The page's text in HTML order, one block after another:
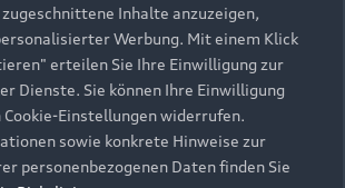
Inhalte anzuzeigen,
Werbung. Mit einem Klick
erteilen Sie Ihre Einwilligung zur
Dienste. Sie können Ihre Einwilligung
Einstellungen widerrufen.
sowie konkrete Hinweise zur
personenbezogenen Daten finden Sie